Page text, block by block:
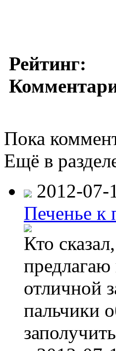
Рейтинг:
Пока
Ещё в
2012-07-
Печенье к
Кто
предлагаю
отличной
пальчики